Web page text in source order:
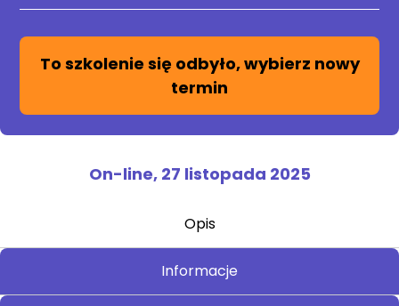
To szkolenie się odbyło, wybierz nowy
termin
On-line, 27 listopada 2025
Opis
Informacje